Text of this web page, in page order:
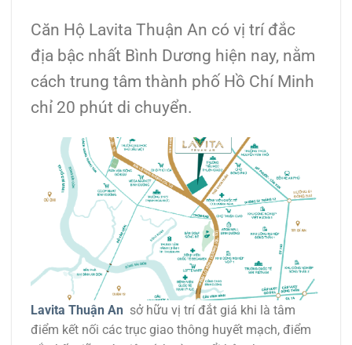
Căn Hộ Lavita Thuận An có vị trí đắc
địa bậc nhất Bình Dương hiện nay, nằm
cách trung tâm thành phố Hồ Chí Minh
chỉ 20 phút di chuyển.
Lavita Thuận An sở hữu vị trí đắt giá khi là tâm
điểm kết nối các trục giao thông huyết mạch, điểm